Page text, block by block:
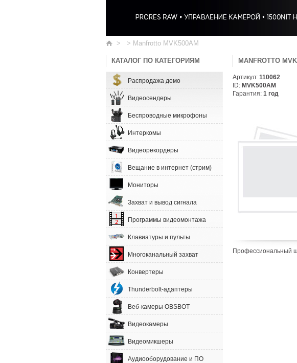
> > Manfrotto MVK500AM
КАТАЛОГ ПО КАТЕГОРИЯМ
Распродажа демо
Видеосендеры
Беспроводные микрофоны
Интеркомы
Видеорекордеры
Вещание в интернет (стрим)
Мониторы
Захват и вывод сигнала
Программы видеомонтажа
Клавиатуры и пульты
Многоканальный захват
Конвертеры
Thunderbolt-адаптеры
Веб-камеры OBSBOT
Видеокамеры
Видеомикшеры
Аудиооборудование и ПО
MANFROTTO
Артикул: 110062
ID: MVK500AM
Гарантия: 1 год
Профессиональный